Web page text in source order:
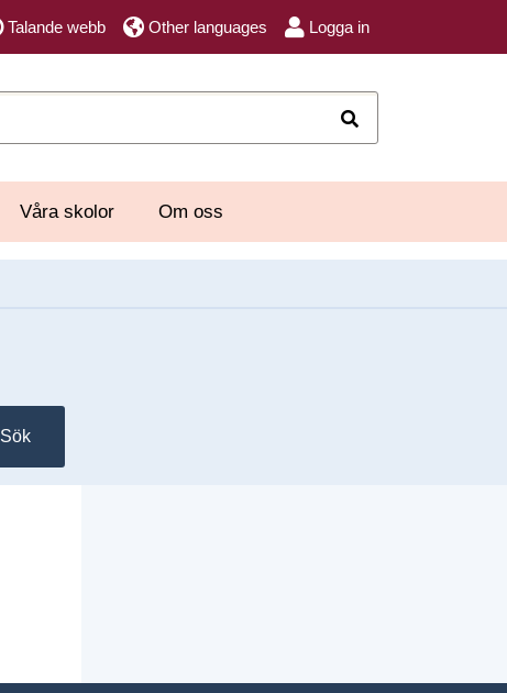
Talande webb Other languages Logga in
Våra skolor Om oss
Sök